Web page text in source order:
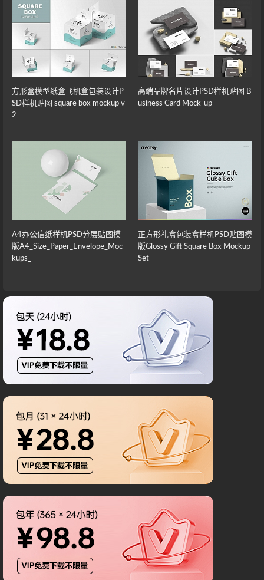
方形盒模型纸盒飞机盒包装设计P
SD样机贴图 square box mockup v
2
高端品牌名片设计PSD样机贴图 B
usiness Card Mock-up
A4办公信纸样机PSD分层贴图模
版A4_Size_Paper_Envelope_Moc
kups_
正方形礼盒包装盒样机PSD贴图模
版Glossy Gift Square Box Mockup
Set